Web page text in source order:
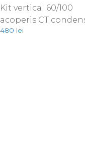
Kit vertical 60/100
acoperis CT
480 lei